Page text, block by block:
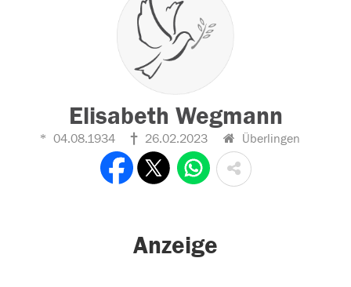
Elisabeth Wegmann
04.08.1934 26.02.2023 Überlingen
Anzeige